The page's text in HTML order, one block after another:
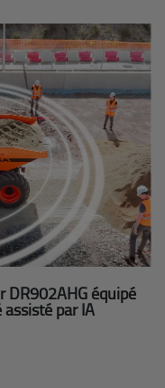
DR902AHG équipé
par IA